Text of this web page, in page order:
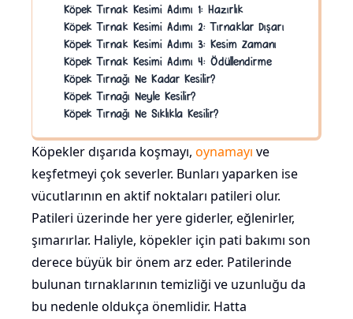
Köpek Tırnak Kesimi Adımı 1: Hazırlık
Köpek Tırnak Kesimi Adımı 2: Tırnaklar Dışarı
Köpek Tırnak Kesimi Adımı 3: Kesim Zamanı
Köpek Tırnak Kesimi Adımı 4: Ödüllendirme
Köpek Tırnağı Ne Kadar Kesilir?
Köpek Tırnağı Neyle Kesilir?
Köpek Tırnağı Ne Sıklıkla Kesilir?
Köpekler dışarıda koşmayı, oynamayı ve
keşfetmeyi çok severler. Bunları yaparken ise
vücutlarının en aktif noktaları patileri olur.
Patileri üzerinde her yere giderler, eğlenirler,
şımarırlar. Haliyle, köpekler için pati bakımı son
derece büyük bir önem arz eder. Patilerinde
bulunan tırnaklarının temizliği ve uzunluğu da
bu nedenle oldukça önemlidir. Hatta